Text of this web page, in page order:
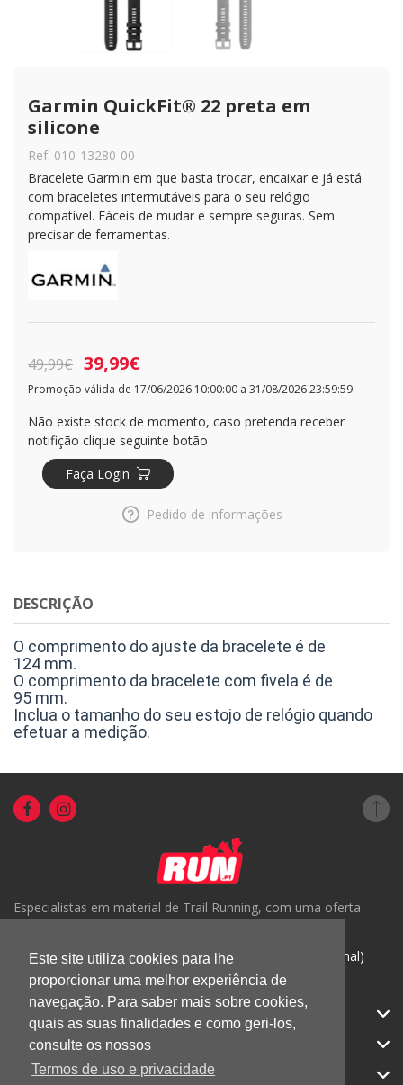
Este site utiliza cookies para lhe
proporcionar uma melhor experiência de
navegação. Para saber mais sobre cookies,
quais as suas finalidades e como geri-los,
consulte os nossos
Termos de uso e privacidade
Garmin QuickFit® 22 preta em
silicone
Ref. 010-13280-00
Bracelete Garmin em que basta trocar, encaixar e já está
com braceletes intermutáveis para o seu relógio
compatível. Fáceis de mudar e sempre seguras. Sem
precisar de ferramentas.
49,99€ 39,99€
Promoção válida de 17/06/2026 10:00:00 a 31/08/2026 23:59:59
Não existe stock de momento, caso pretenda receber
notifição clique seguinte botão
Faça Login
Pedido de informações
DESCRIÇÃO
O comprimento do ajuste da bracelete é de
124 mm.
O comprimento da bracelete com fivela é de
95 mm.
Inclua o tamanho do seu estojo de relógio quando
efetuar a medição.
Especialistas em material de Trail Running, com uma oferta
única em Portugal e um serviço de qualidade.
( +351) 918816191 (Chamada para rede móvel nacional)
geral@run.pt
CATEGORIAS
APOIO AO CLIENTE